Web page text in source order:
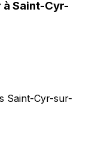
à Saint-Cyr-
Saint-Cyr-sur-